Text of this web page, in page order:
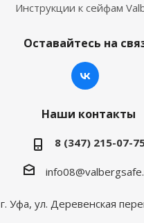
Инструкции к сейфам
Оставайтесь на
Наши контакты
8 (347) 215-07-
г. Уфа, ул. Деревенская